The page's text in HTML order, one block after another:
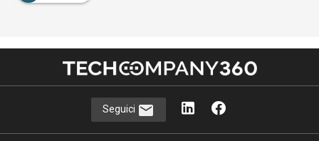
Seguici